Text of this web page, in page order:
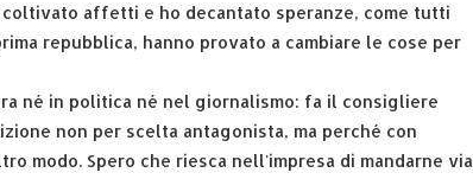
affetti e ho decantato speranze, come tutti
repubblica, hanno provato a cambiare le cose per
né in politica né nel giornalismo: fa il consigliere
non per scelta antagonista, ma perché con
modo. Spero che riesca nell'impresa di mandarne via